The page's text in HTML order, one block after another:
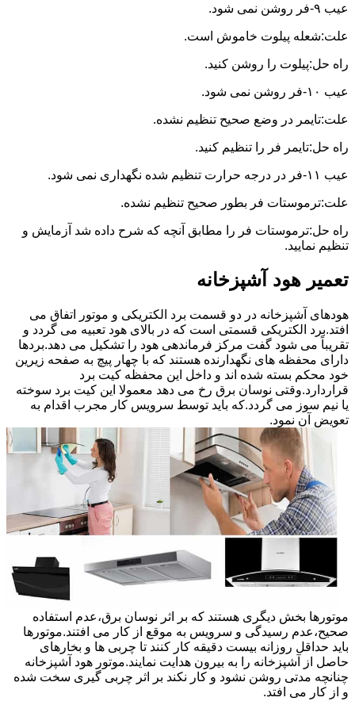
عیب ۹-فر روشن نمی شود.
علت:شعله پیلوت خاموش است.
راه حل:پیلوت را روشن کنید.
عیب ۱۰-فر روشن نمی شود.
علت:تایمر در وضع صحیح تنظیم نشده.
راه حل:تایمر فر را تنظیم کنید.
عیب ۱۱-فر در درجه حرارت تنظیم شده نگهداری نمی شود.
علت:ترموستات فر بطور صحیح تنظیم نشده.
راه حل:ترموستات فر را مطابق آنچه که شرح داده شد آزمایش و
تنظیم نمایید.
تعمیر هود آشپزخانه
هودهای آشپزخانه در دو قسمت برد الکتریکی و موتور اتفاق می
افتد.برد الکتریکی قسمتی است که در بالای هود تعبیه می گردد و
تقریباً می شود گفت مرکز فرماندهی هود را تشکیل می دهد.بردها
دارای محفظه های نگهدارنده هستند که با چهار پیچ به صفحه زیرین
خود محکم بسته شده اند و داخل این محفظه کیت برد
قراردارد.وقتی نوسان برق رخ می دهد معمولا این کیت برد سوخته
یا نیم سوز می گردد.که باید توسط سرویس کار مجرب اقدام به
تعویض آن نمود.
موتورها بخش دیگری هستند که بر اثر نوسان برق،عدم استفاده
صحیح،عدم رسیدگی و سرویس به موقع از کار می افتند.موتورها
باید حداقل روزانه بیست دقیقه کار کنند تا چربی ها و بخارهای
حاصل از آشپزخانه را به بیرون هدایت نمایند.موتور هود آشپزخانه
چنانچه مدتی روشن نشود و کار نکند بر اثر چربی گیری سخت شده
و از کار می افتد.